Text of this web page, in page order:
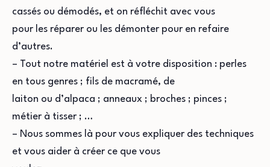
cassés ou démodés, et on réfléchit avec vous
pour les réparer ou les démonter pour en refaire
d’autres.
– Tout notre matériel est à votre disposition : perles
en tous genres ; fils de macramé, de
laiton ou d’alpaca ; anneaux ; broches ; pinces ;
métier à tisser ; …
– Nous sommes là pour vous expliquer des techniques
et vous aider à créer ce que vous